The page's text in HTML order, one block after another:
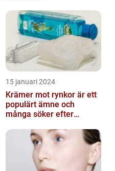
15 januari 2024
Krämer mot rynkor är ett
populärt ämne och
många söker efter
fungerar